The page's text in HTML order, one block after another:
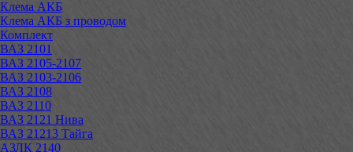
Клема АКБ
Клема АКБ з проводом
Комплект
ВАЗ 2101
ВАЗ 2105-2107
ВАЗ 2103-2106
ВАЗ 2108
ВАЗ 2110
ВАЗ 2121 Нива
ВАЗ 21213 Тайга
АЗЛК 2140